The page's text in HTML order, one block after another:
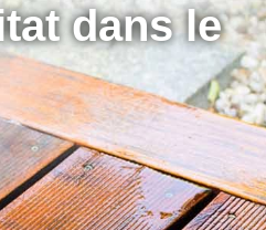
dans le